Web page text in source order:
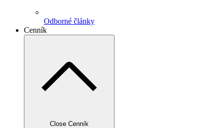
Odborné články
Cenník
Close Cenník